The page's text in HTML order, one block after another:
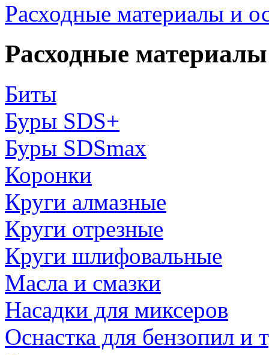
Расходные материалы и
Расходные
Биты
Буры SDS+
Буры SDSmax
Коронки
Круги алмазные
Круги отрезные
Круги шлифовальные
Масла и смазки
Насадки для миксеров
Оснастка для бензопил и